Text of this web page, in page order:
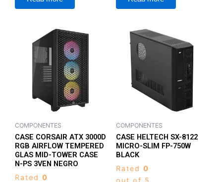
COMPONENTES
CASE CORSAIR ATX 3000D
RGB AIRFLOW TEMPERED
GLAS MID-TOWER CASE
N-PS 3VEN NEGRO
Rated 0
COMPONENTES
CASE HELTECH SX-8122
MICRO-SLIM FP-750W
BLACK
Rated 0